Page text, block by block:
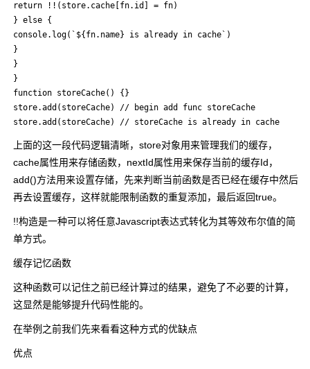
return !!(store.cache[fn.id] = fn)
} else {
console.log(`${fn.name} is already in cache`)
}
}
}
function storeCache() {}
store.add(storeCache) // begin add func storeCache
store.add(storeCache) // storeCache is already in cache
上面的这一段代码逻辑清晰，store对象用来管理我们的缓存，
cache属性用来存储函数，nextId属性用来保存当前的缓存Id，
add()方法用来设置存储，先来判断当前函数是否已经在缓存中然后
再去设置缓存，这样就能限制函数的重复添加，最后返回true。
!!构造是一种可以将任意Javascript表达式转化为其等效布尔值的简
单方式。
缓存记忆函数
这种函数可以记住之前已经计算过的结果，避免了不必要的计算，
这显然是能够提升代码性能的。
在举例之前我们先来看看这种方式的优缺点
优点